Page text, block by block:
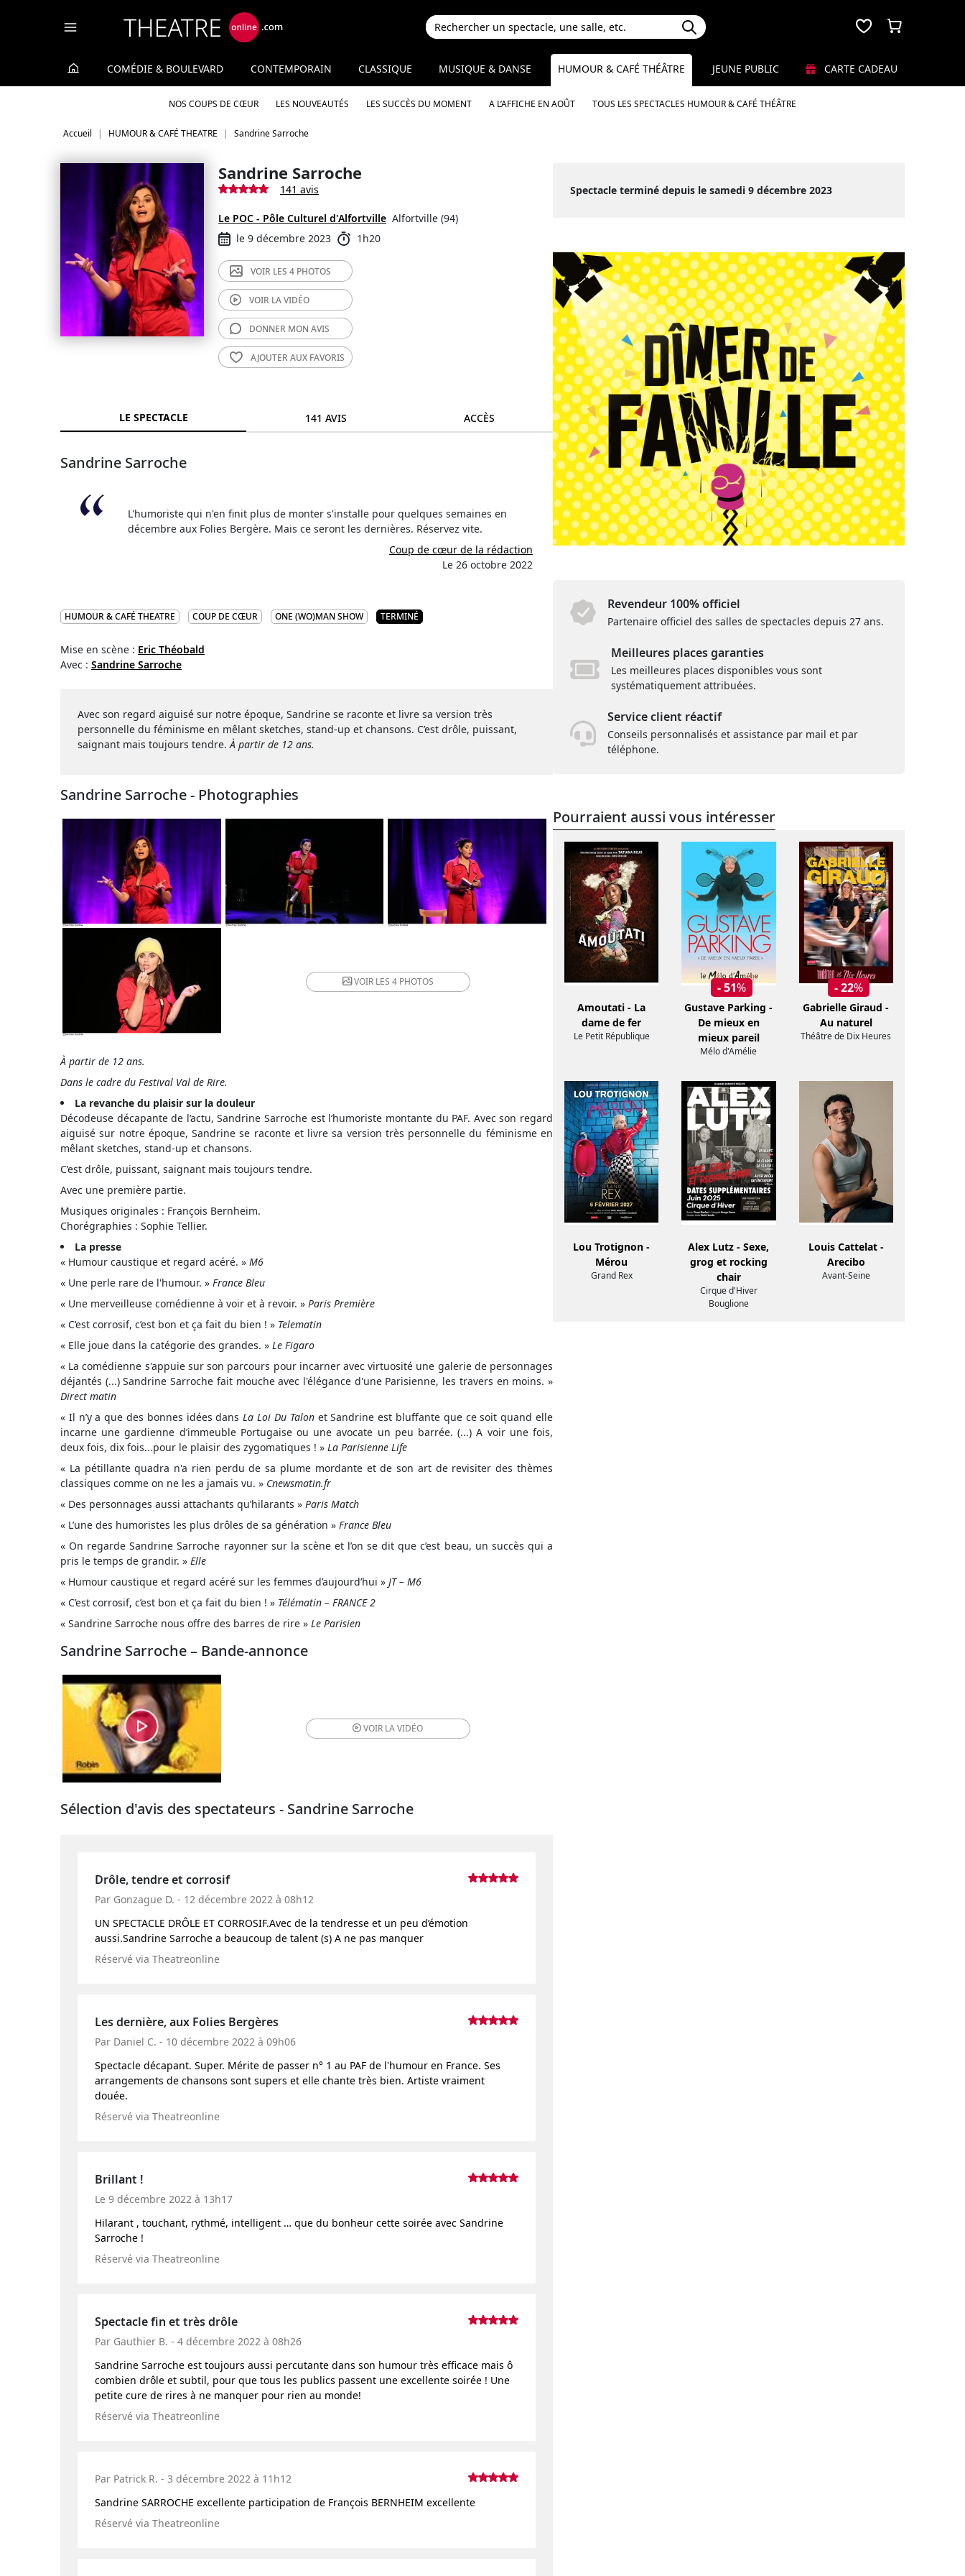
COMÉDIE & BOULEVARD CONTEMPORAIN CLASSIQUE MUSIQUE & DANSE HUMOUR & CAFÉ THÉÂTRE
NOS COUPS DE CŒUR LES NOUVEAUTÉS LES SUCCÈS DU MOMENT A L’AFFICHE EN AOÛT TOUS LES SPECTACLES HUMOUR & CAFÉ THÉÂTRE
JEUNE PUBLIC CARTE CADEAU
Accueil HUMOUR & CAFÉ THEATRE Sandrine Sarroche
Sandrine Sarroche
141 avis
Le POC - Pôle Culturel d'Alfortville Alfortville (94)
le 9 décembre 2023
1h20
VOIR LES 4 PHOTOS
VOIR LAVIDÉO
DONNER MON AVIS
AJOUTER AUX FAVORIS
LE SPECTACLE 141 AVIS ACCÈS
Sandrine Sarroche
L'humoriste qui n'en finit plus de monter s'installe pour quelques semaines en
décembre aux Folies Bergère. Mais ce seront les dernières. Réservez vite.
Coup de cœur de la rédaction
Le 26 octobre 2022
HUMOUR & CAFÉ THEATRE COUP DE CŒUR ONE (WO)MAN SHOW TERMINÉ
Mise en scène : Eric Théobald
Avec : Sandrine Sarroche
Avec son regard aiguisé sur notre époque, Sandrine se raconte et livre sa version très
personnelle du féminisme en mêlant sketches, stand-up et chansons. C’est drôle, puissant,
saignant mais toujours tendre.À partir de 12 ans.
Sandrine Sarroche - Photographies
VOIR LES 4 PHOTOS
À partir de 12 ans.
Dans le cadre du Festival Val de Rire.
La revanche du plaisir sur la douleur
Décodeuse décapante de l’actu, Sandrine Sarroche est l’humoriste montante du PAF. Avec son regard
aiguisé sur notre époque, Sandrine se raconte et livre sa version très personnelle du féminisme en
mêlant sketches, stand-up et chansons.
C’est drôle, puissant, saignant mais toujours tendre.
Avec une première partie.
Musiques originales : François Bernheim.
Chorégraphies : Sophie Tellier.
La presse
« Humour caustique et regard acéré. » M6
« Une perle rare de l'humour. » France Bleu
« Une merveilleuse comédienne à voir et à revoir. » Paris Première
« C’est corrosif, c’est bon et ça fait du bien ! » Telematin
« Elle joue dans la catégorie des grandes. » Le Figaro
« La comédienne s'appuie sur son parcours pour incarner avec virtuosité une galerie de personnages
déjantés (...) Sandrine Sarroche fait mouche avec l'élégance d'une Parisienne, les travers en moins. »
Direct matin
« Il n’y a que des bonnes idées dansLa Loi Du Talonet Sandrine est bluffante que ce soit quand elle
incarne une gardienne d’immeuble Portugaise ou une avocate un peu barrée. (...) A voir une fois,
deux fois, dix fois...pour le plaisir des zygomatiques ! » La Parisienne Life
« La pétillante quadra n'a rien perdu de sa plume mordante et de son art de revisiter des thèmes
classiques comme on ne les a jamais vu. » Cnewsmatin.fr
« Des personnages aussi attachants qu’hilarants » Paris Match
« L’une des humoristes les plus drôles de sa génération » France Bleu
« On regarde Sandrine Sarroche rayonner sur la scène et l’on se dit que c’est beau, un succès qui a
pris le temps de grandir. » Elle
« Humour caustique et regard acéré sur les femmes d’aujourd’hui » JT – M6
« C’est corrosif, c’est bon et ça fait du bien ! » Télématin – FRANCE 2
« Sandrine Sarroche nous offre des barres de rire » Le Parisien
Sandrine Sarroche – Bande-annonce
VOIR LAVIDÉO
Sélection d'avis des spectateurs - Sandrine Sarroche
Drôle, tendre et corrosif
Par Gonzague D. - 12 décembre 2022 à 08h12
UN SPECTACLE DRÔLE ET CORROSIF.Avec de la tendresse et un peu d’émotion
aussi.Sandrine Sarroche a beaucoup de talent (s) A ne pas manquer
Réservé via Theatreonline
Les dernière, aux Folies Bergères
Par Daniel C. - 10 décembre 2022 à 09h06
Spectacle décapant. Super. Mérite de passer n° 1 au PAF de l'humour en France. Ses
arrangements de chansons sont supers et elle chante très bien. Artiste vraiment
douée.
Réservé via Theatreonline
Brillant !
Le 9 décembre 2022 à 13h17
Hilarant , touchant, rythmé, intelligent … que du bonheur cette soirée avec Sandrine
Sarroche !
Réservé via Theatreonline
Spectacle fin et très drôle
Par Gauthier B. - 4 décembre 2022 à 08h26
Sandrine Sarroche est toujours aussi percutante dans son humour très efficace mais ô
combien drôle et subtil, pour que tous les publics passent une excellente soirée ! Une
petite cure de rires à ne manquer pour rien au monde!
Réservé via Theatreonline
Par Patrick R. - 3 décembre 2022 à 11h12
Sandrine SARROCHE excellente participation de François BERNHEIM excellente
Réservé via Theatreonline
Spectacle terminé depuis le samedi 9 décembre 2023
Revendeur 100% officiel
Partenaire officiel des salles de spectacles depuis 27 ans.
Meilleures places garanties
Les meilleures places disponibles vous sont
systématiquement attribuées.
Service client réactif
Conseils personnalisés et assistance par mail et par
téléphone.
Pourraient aussi vous intéresser
Amoutati - La
dame de fer
Le Petit République
- 51%
Gustave Parking -
De mieux en
mieux pareil
Mélo d'Amélie
- 22%
Gabrielle Giraud -
Au naturel
Théâtre de Dix Heures
Lou Trotignon -
Mérou
Grand Rex
Alex Lutz - Sexe,
grog et rocking
chair
Cirque d'Hiver
Bouglione
Louis Cattelat -
Arecibo
Avant-Seine